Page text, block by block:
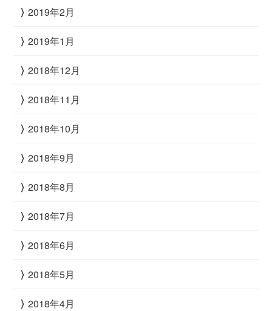
2019年2月
2019年1月
2018年12月
2018年11月
2018年10月
2018年9月
2018年8月
2018年7月
2018年6月
2018年5月
2018年4月